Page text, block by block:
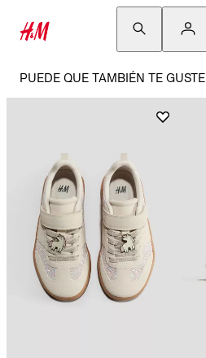
PUEDE QUE TAMBIÉN TE GUSTE